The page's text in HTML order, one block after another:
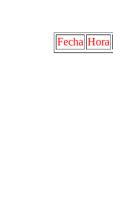
Fecha Hora